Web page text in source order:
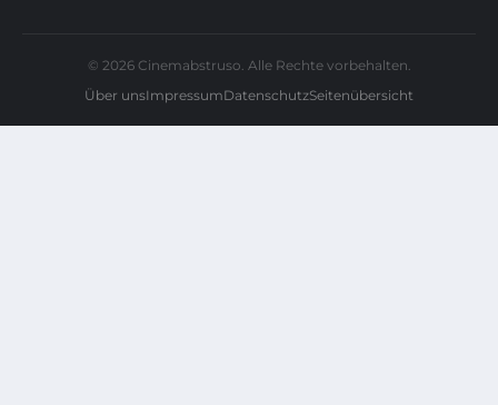
© 2026 Cinemabstruso. Alle Rechte vorbehalten.
Über unsImpressumDatenschutzSeitenübersicht